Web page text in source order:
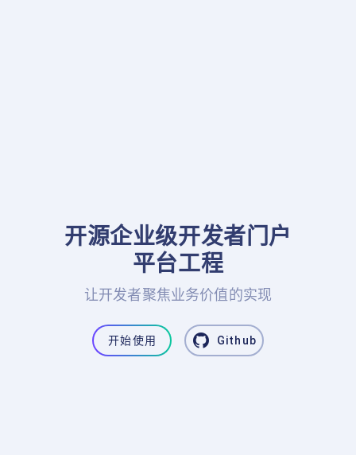
开源企业级开发者门户
平台工程
让开发者聚焦业务价值的实现
开始使用 Github